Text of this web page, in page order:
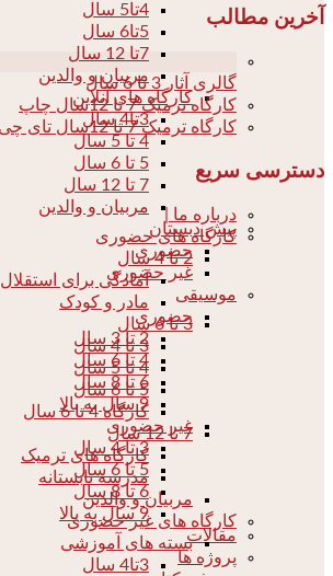
4تا5 سال
5تا6 سال
7تا 12 سال
مربیان و والدین
کارگاه های آنلاین
3تا4 سال
4 تا 5 سال
5 تا 6 سال
7 تا 12 سال
مربیان و والدین
پیش دبستان
حضوری
غیر حضوری
موسیقی
حضوری
2 تا 3 سال
4 تا 6 سال
6 تا 8 سال
9 سال به بالا
غیر حضوری
3 تا 4 سال
5 تا 6 سال
6 تا 8 سال
9 سال به بالا
مقالات
پروژه ها
آخرین مطالب
گالری آثار 3 تا 6 سال
کارگاه ترمیک 7 تا 12سال چاپ
کارگاه ترمیک 7 تا 12سال تای چی
دسترسی سریع
درباره ما |
کارگاه های حضوری
2 تا 4 سال
آمادگی برای استقلال
مادر و کودک
3 تا 6 سال
3 تا 4 سال
4 تا 5 سال
5 تا 6 سال
کارگاه 4 تا 6 سال
7 تا 12 سال
کارگاه های ترمیک
مدرسه تابستانه
مربیان و والدین
کارگاه های غیر حضوری
بسته های آموزشی
3تا4 سال